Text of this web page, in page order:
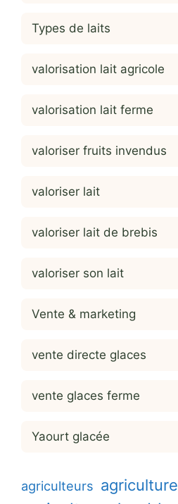
Types de laits
valorisation lait agricole
valorisation lait ferme
valoriser fruits invendus
valoriser lait
valoriser lait de brebis
valoriser son lait
Vente & marketing
vente directe glaces
vente glaces ferme
Yaourt glacée
agriculteurs agriculture